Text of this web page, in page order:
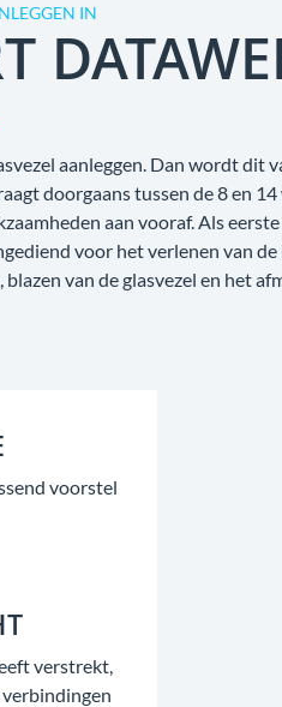
IN
aanleggen. Dan wordt dit
doorgaans tussen de 8 en 14
aan vooraf. Als
voor het verlenen van
van de glasvezel en het
voorstel
verstrekt,
verbindingen